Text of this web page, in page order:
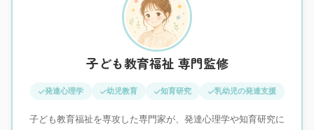
子ども教育福祉 専門監修
発達心理学 幼児教育 知育研究 乳幼児の発達支援
子ども教育福祉を専攻した専門家が、発達心理学や知育研究に